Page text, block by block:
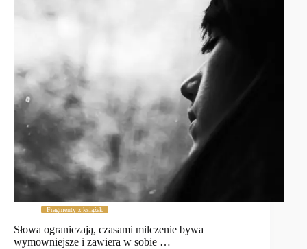
Fragmenty z książek
Słowa ograniczają, czasami milczenie bywa
wymowniejsze i zawiera w sobie …